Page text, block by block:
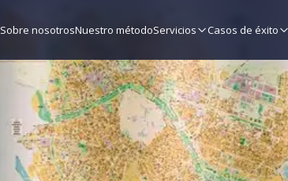
Sobre nosotrosNuestro métodoServicios Casos de éxito